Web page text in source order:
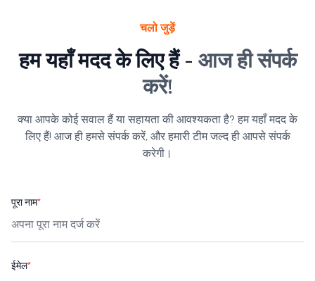
चलो जुड़ें
हम यहाँ मदद के लिए हैं - आज ही संपर्क
करें!
क्या आपके कोई सवाल हैं या सहायता की आवश्यकता है? हम यहाँ मदद के
लिए हैं! आज ही हमसे संपर्क करें, और हमारी टीम जल्द ही आपसे संपर्क
करेगी।
पूरा नाम*
ईमेल*